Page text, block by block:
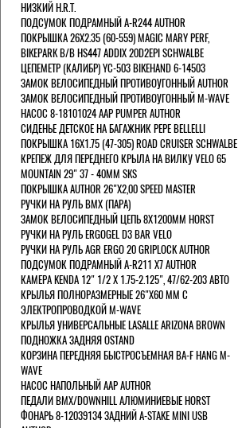
НИЗКИЙ H.R.T.
ПОДСУМОК ПОДРАМНЫЙ A-R244 AUTHOR
ПОКРЫШКА 26X2.35 (60-559) MAGIC MARY PERF,
BIKEPARK B/B HS447 ADDIX 20D2EPI SCHWALBE
ЦЕПЕМЕТР (КАЛИБР) YC-503 BIKEHAND 6-14503
ЗАМОК ВЕЛОСИПЕДНЫЙ ПРОТИВОУГОННЫЙ AUTHOR
ЗАМОК ВЕЛОСИПЕДНЫЙ ПРОТИВОУГОННЫЙ M-WAVE
НАСОС 8-18101024 AAP PUMPER AUTHOR
СИДЕНЬЕ ДЕТСКОЕ НА БАГАЖНИК PEPE BELLELLI
ПОКРЫШКА 16X1.75 (47-305) ROAD CRUISER SCHWALBE
КРЕПЕЖ ДЛЯ ПЕРЕДНЕГО КРЫЛА НА ВИЛКУ VELO 65
MOUNTAIN 29" 37 - 40ММ SKS
ПОКРЫШКА AUTHOR 26"Х2,00 SPEED MASTER
РУЧКИ НА РУЛЬ BMX (ПАРА)
ЗАМОК ВЕЛОCИПЕДНЫЙ ЦЕПЬ 8Х1200ММ HORST
РУЧКИ НА РУЛЬ ERGOGEL D3 BAR VELO
РУЧКИ НА РУЛЬ AGR ERGO 20 GRIPLOCK AUTHOR
ПОДСУМОК ПОДРАМНЫЙ A-R211 X7 AUTHOR
КАМЕРА KENDA 12" 1/2 Х 1.75-2.125", 47/62-203 АВТО
КРЫЛЬЯ ПОЛНОРАЗМЕРНЫЕ 26"Х60 ММ С
ЭЛЕКТРОПРОВОДКОЙ M-WAVE
КРЫЛЬЯ УНИВЕРСАЛЬНЫЕ LASALLE ARIZONA BROWN
ПОДНОЖКА ЗАДНЯЯ OSTAND
КОРЗИНА ПЕРЕДНЯЯ БЫСТРОСЪЕМНАЯ BA-F HANG M-
WAVE
НАСОС НАПОЛЬНЫЙ AAP AUTHOR
ПЕДАЛИ BMX/DOWNHILL АЛЮМИНИЕВЫЕ HORST
ФОНАРЬ 8-12039134 ЗАДНИЙ A-STAKE MINI USB